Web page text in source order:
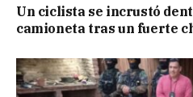
Un ciclista se incrustó
camioneta tras un fuerte